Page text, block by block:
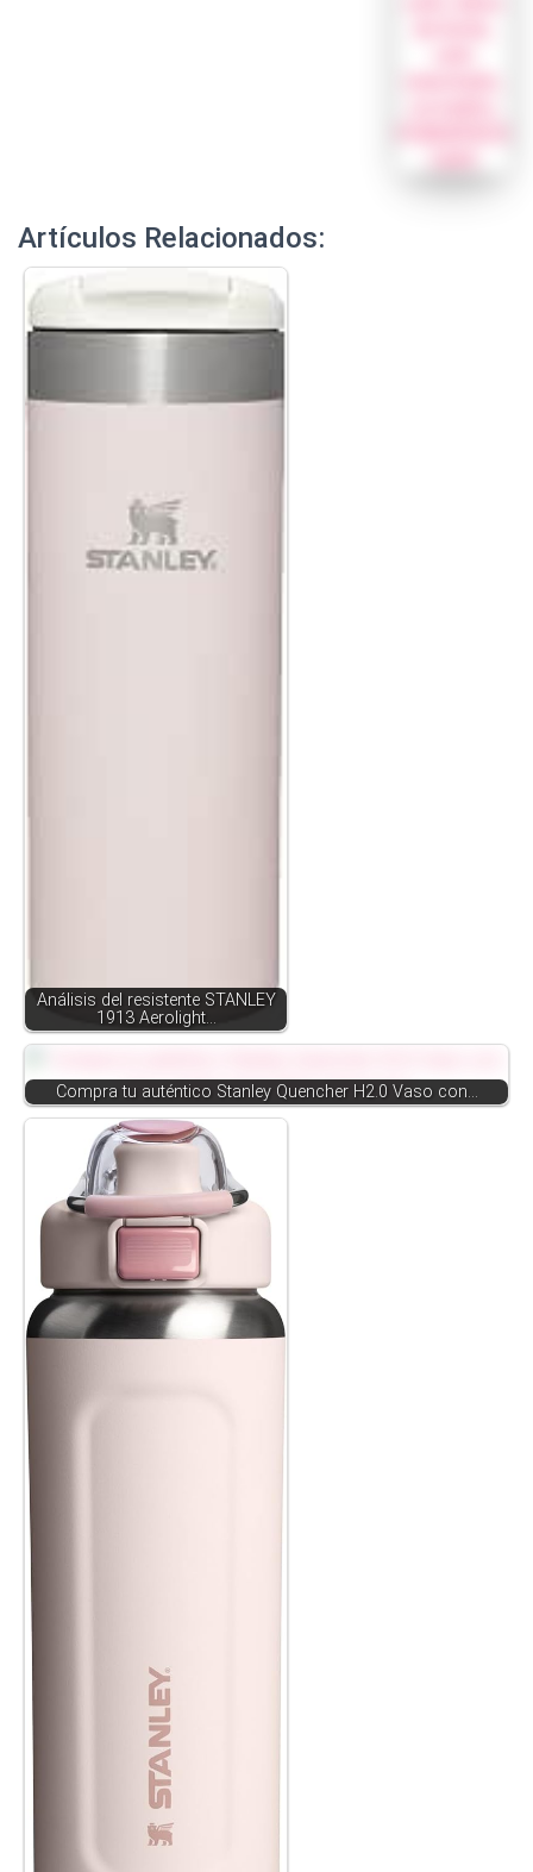
Artículos Relacionados:
Análisis del resistente STANLEY
1913 Aerolight…
Compra tu auténtico Stanley Quencher H2.0 Vaso con…